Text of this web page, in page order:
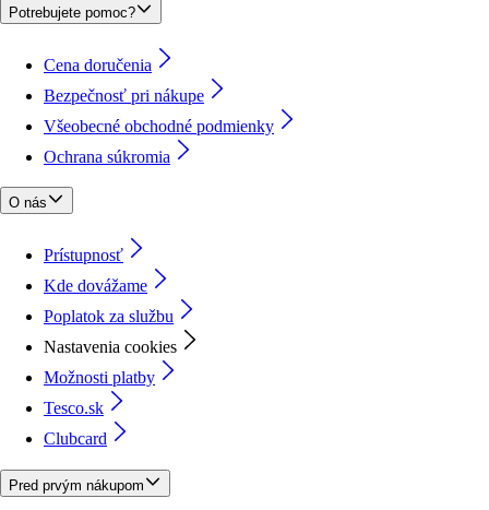
Potrebujete pomoc?
Cena doručenia
Bezpečnosť pri nákupe
Všeobecné obchodné podmienky
Ochrana súkromia
O nás
Prístupnosť
Kde dovážame
Poplatok za službu
Nastavenia cookies
Možnosti platby
Tesco.sk
Clubcard
Pred prvým nákupom